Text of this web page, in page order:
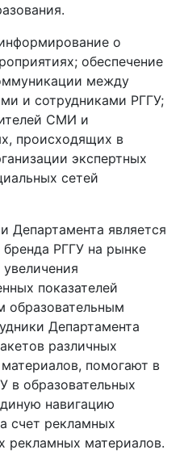
о
обеспечение
между
и сотрудниками РГГУ;
СМИ и
происходящих в
экспертных
сетей
Департамента является
РГГУ на рынке
показателей
образовательным
Департамента
различных
помогают в
в образовательных
навигацию
счет рекламных
рекламных материалов.